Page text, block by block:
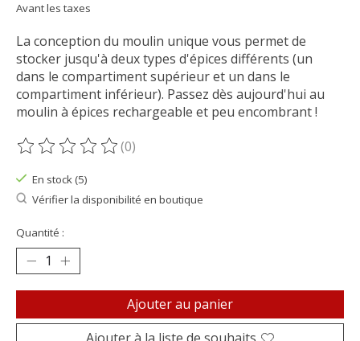
Avant les taxes
La conception du moulin unique vous permet de
stocker jusqu'à deux types d'épices différents (un
dans le compartiment supérieur et un dans le
compartiment inférieur). Passez dès aujourd'hui au
moulin à épices rechargeable et peu encombrant !
Ce produit est évalué à
(0)
En stock (5)
Vérifier la disponibilité en boutique
Quantité :
Ajouter au panier